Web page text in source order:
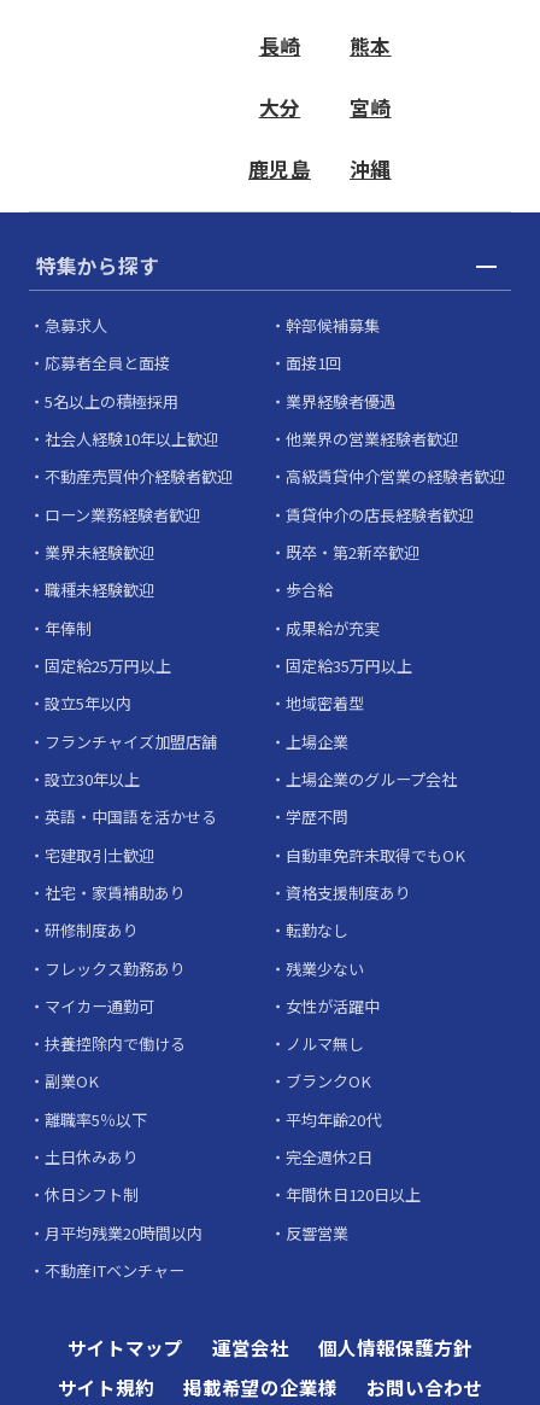
長崎 熊本
大分 宮崎
鹿児島 沖縄
特集から探す
急募求人
幹部候補募集
応募者全員と面接
面接1回
5名以上の積極採用
業界経験者優遇
社会人経験10年以上歓迎
他業界の営業経験者歓迎
不動産売買仲介経験者歓迎
高級賃貸仲介営業の経験者歓迎
ローン業務経験者歓迎
賃貸仲介の店長経験者歓迎
業界未経験歓迎
既卒・第2新卒歓迎
職種未経験歓迎
歩合給
年俸制
成果給が充実
固定給25万円以上
固定給35万円以上
設立5年以内
地域密着型
フランチャイズ加盟店舗
上場企業
設立30年以上
上場企業のグループ会社
英語・中国語を活かせる
学歴不問
宅建取引士歓迎
自動車免許未取得でもOK
社宅・家賃補助あり
資格支援制度あり
研修制度あり
転勤なし
フレックス勤務あり
残業少ない
マイカー通勤可
女性が活躍中
扶養控除内で働ける
ノルマ無し
副業OK
ブランクOK
離職率5％以下
平均年齢20代
土日休みあり
完全週休2日
休日シフト制
年間休日120日以上
月平均残業20時間以内
反響営業
不動産ITベンチャー
サイトマップ 運営会社
個人情報保護方針
サイト規約
掲載希望の企業様 お問い合わせ